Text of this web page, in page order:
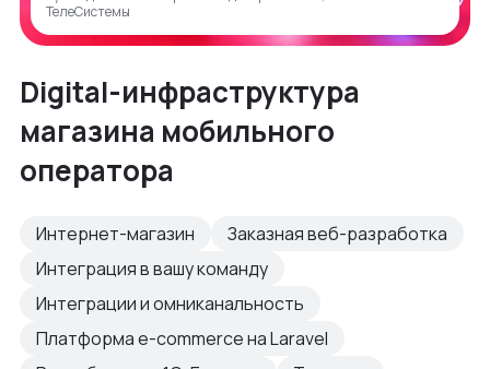
ТелеСистемы
Digital-инфраструктура
магазина мобильного
оператора
Интернет-магазин
Заказная веб-разработка
Интеграция в вашу команду
Интеграции и омниканальность
Платформа e-commerce на Laravel